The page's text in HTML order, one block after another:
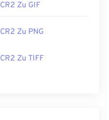
CR2 Zu GIF
CR2 Zu PNG
CR2 Zu TIFF